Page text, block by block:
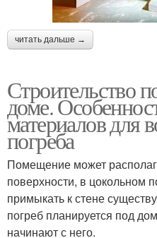
читать дальше →
Строительство
доме.
материалов для
погреба
Помещение может
поверхности, в цокольном
примыкать к стене
погреб планируется под
начинают с него.